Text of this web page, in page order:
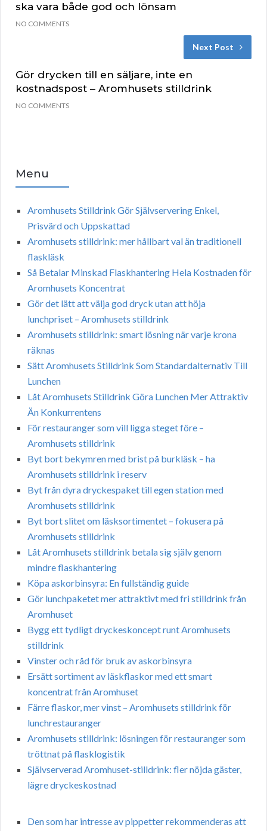
ska vara både god och lönsam
NO COMMENTS
Next Post
Gör drycken till en säljare, inte en
kostnadspost – Aromhusets stilldrink
NO COMMENTS
Menu
Aromhusets Stilldrink Gör Självservering Enkel,
Prisvärd och Uppskattad
Aromhusets stilldrink: mer hållbart val än traditionell
flaskläsk
Så Betalar Minskad Flaskhantering Hela Kostnaden för
Aromhusets Koncentrat
Gör det lätt att välja god dryck utan att höja
lunchpriset – Aromhusets stilldrink
Aromhusets stilldrink: smart lösning när varje krona
räknas
Sätt Aromhusets Stilldrink Som Standardalternativ Till
Lunchen
Låt Aromhusets Stilldrink Göra Lunchen Mer Attraktiv
Än Konkurrentens
För restauranger som vill ligga steget före –
Aromhusets stilldrink
Byt bort bekymren med brist på burkläsk – ha
Aromhusets stilldrink i reserv
Byt från dyra dryckespaket till egen station med
Aromhusets stilldrink
Byt bort slitet om läsksortimentet – fokusera på
Aromhusets stilldrink
Låt Aromhusets stilldrink betala sig själv genom
mindre flaskhantering
Köpa askorbinsyra: En fullständig guide
Gör lunchpaketet mer attraktivt med fri stilldrink från
Aromhuset
Bygg ett tydligt dryckeskoncept runt Aromhusets
stilldrink
Vinster och råd för bruk av askorbinsyra
Ersätt sortiment av läskflaskor med ett smart
koncentrat från Aromhuset
Färre flaskor, mer vinst – Aromhusets stilldrink för
lunchrestauranger
Aromhusets stilldrink: lösningen för restauranger som
tröttnat på flasklogistik
Självserverad Aromhuset-stilldrink: fler nöjda gäster,
lägre dryckeskostnad
Den som har intresse av pippetter rekommenderas att